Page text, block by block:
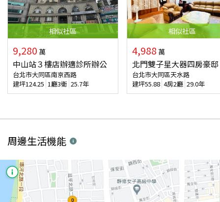
相似社區
9,280 萬
中山站３樓店辦適診所辦公
台北市大同區南京西路
建坪124.25 1廳3衛 25.7年
相似社區
4,988 萬
北門雙子星大器四房豪邸
台北市大同區天水路
建坪55.88 4房2廳 29.0年
周邊生活機能